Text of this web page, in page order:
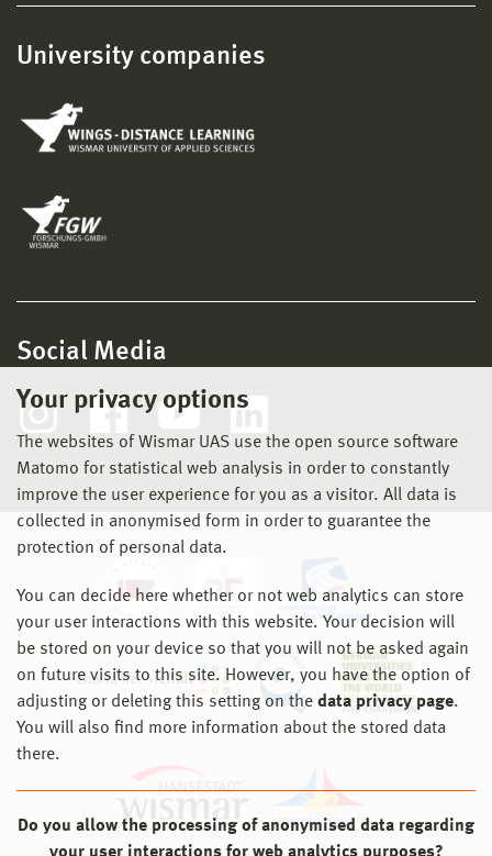
Your privacy options
The websites of Wismar UAS use the open source software
Matomo for statistical web analysis in order to constantly
improve the user experience for you as a visitor. All data is
collected in anonymised form in order to guarantee the
protection of personal data.
You can decide here whether or not web analytics can store
your user interactions with this website. Your decision will
be stored on your device so that you will not be asked again
on future visits to this site. However, you have the option of
adjusting or deleting this setting on the data privacy page.
You will also find more information about the stored data
there.
Do you allow the processing of anonymised data regarding
University companies
Social Media